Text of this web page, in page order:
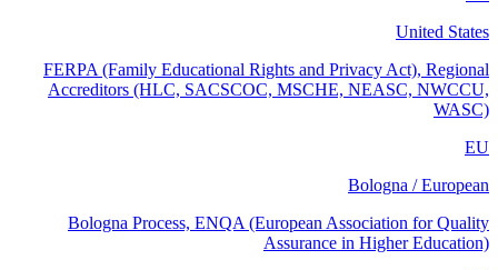
United States
FERPA (Family Educational Rights and Privacy Act), Regional
Accreditors (HLC, SACSCOC, MSCHE, NEASC, NWCCU,
WASC)
EU
Bologna / European
Bologna Process, ENQA (European Association for Quality
Assurance in Higher Education)